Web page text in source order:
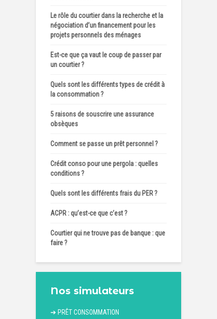
Le rôle du courtier dans la recherche et la
négociation d’un financement pour les
projets personnels des ménages
Est-ce que ça vaut le coup de passer par
un courtier ?
Quels sont les différents types de crédit à
la consommation ?
5 raisons de souscrire une assurance
obsèques
Comment se passe un prêt personnel ?
Crédit conso pour une pergola : quelles
conditions ?
Quels sont les différents frais du PER ?
ACPR : qu’est-ce que c’est ?
Courtier qui ne trouve pas de banque : que
faire ?
Nos simulateurs
➔ PRÊT CONSOMMATION